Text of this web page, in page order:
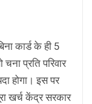
कार्ड के ही 5
प्रति परिवार
होगा। इस पर
खर्च केंद्र सरकार